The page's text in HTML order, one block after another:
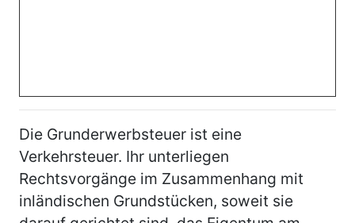
Die Grunderwerbsteuer ist eine
Verkehrsteuer. Ihr unterliegen
Rechtsvorgänge im Zusammenhang mit
inländischen Grundstücken, soweit sie